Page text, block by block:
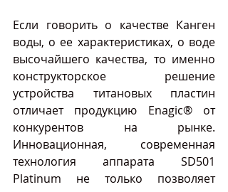
Если говорить о качестве Канген
воды, о ее характеристиках, о воде
высочайшего качества, то именно
конструкторское решение
устройства титановых пластин
отличает продукцию Enagic® от
конкурентов на рынке.
Инновационная, современная
технология аппарата SD501
Platinum не только позволяет